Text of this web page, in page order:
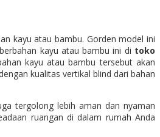
kayu atau bambu. Gorden model ini
kayu atau bambu ini di toko
kayu atau bambu tersebut akan
kualitas vertikal blind dari bahan
tergolong lebih aman dan nyaman
ruangan di dalam rumah Anda